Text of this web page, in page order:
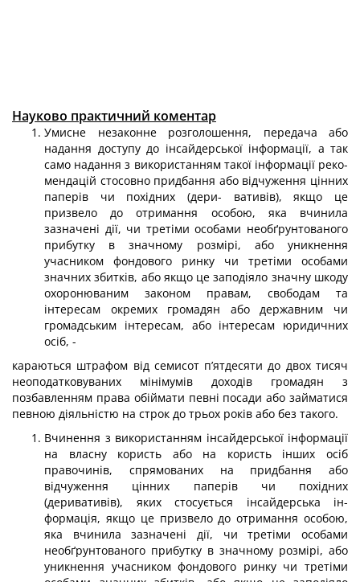
Науково практичний коментар
Умисне незаконне розголошення, передача або
надання доступу до інсай­дерської інформації, а так
само надання з використанням такої інформації реко­
мендацій стосовно придбання або відчуження цінних
паперів чи похідних (дери- вативів), якщо це
призвело до отримання особою, яка вчинила
зазначені дії, чи третіми особами необґрунтованого
прибутку в значному розмірі, або уникнення
учасником фондового ринку чи третіми особами
значних збитків, або якщо це заподіяло значну шкоду
охоронюваним законом правам, свободам та
інтересам окремих громадян або державним чи
громадським інтересам, або інтересам юридичних
осіб, -
караються штрафом від семисот п’ятдесяти до двох тисяч
неоподатковуваних мінімумів доходів громадян з
позбавленням права обіймати певні посади або за­йматися
певною діяльністю на строк до трьох років або без такого.
Вчинення з використанням інсайдерської інформації
на власну користь або на користь інших осіб
правочинів, спрямованих на придбання або
відчужен­ня цінних паперів чи похідних
(деривативів), яких стосується інсайдерська ін­
формація, якщо це призвело до отримання особою,
яка вчинила зазначені дії, чи третіми особами
необґрунтованого прибутку в значному розмірі, або
уникнення учасником фондового ринку чи третіми